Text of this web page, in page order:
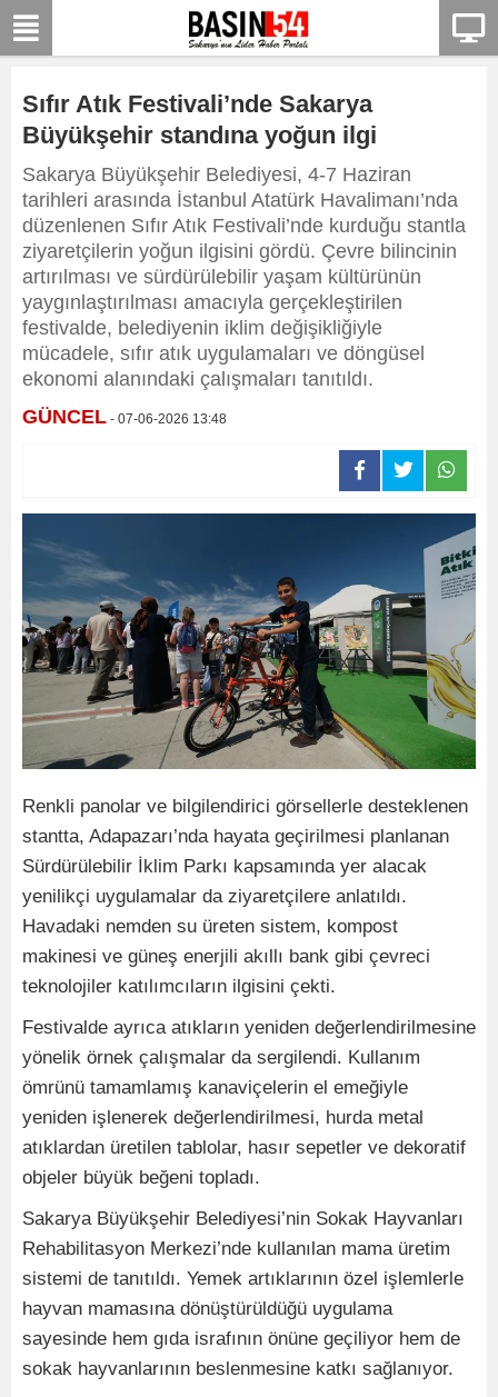
Sıfır Atık Festivali’nde Sakarya
Büyükşehir standına yoğun ilgi
Sakarya Büyükşehir Belediyesi, 4-7 Haziran
tarihleri arasında İstanbul Atatürk Havalimanı’nda
düzenlenen Sıfır Atık Festivali’nde kurduğu stantla
ziyaretçilerin yoğun ilgisini gördü. Çevre bilincinin
artırılması ve sürdürülebilir yaşam kültürünün
yaygınlaştırılması amacıyla gerçekleştirilen
festivalde, belediyenin iklim değişikliğiyle
mücadele, sıfır atık uygulamaları ve döngüsel
ekonomi alanındaki çalışmaları tanıtıldı.
GÜNCEL - 07-06-2026 13:48
Renkli panolar ve bilgilendirici görsellerle desteklenen
stantta, Adapazarı’nda hayata geçirilmesi planlanan
Sürdürülebilir İklim Parkı kapsamında yer alacak
yenilikçi uygulamalar da ziyaretçilere anlatıldı.
Havadaki nemden su üreten sistem, kompost
makinesi ve güneş enerjili akıllı bank gibi çevreci
teknolojiler katılımcıların ilgisini çekti.
Festivalde ayrıca atıkların yeniden değerlendirilmesine
yönelik örnek çalışmalar da sergilendi. Kullanım
ömrünü tamamlamış kanaviçelerin el emeğiyle
yeniden işlenerek değerlendirilmesi, hurda metal
atıklardan üretilen tablolar, hasır sepetler ve dekoratif
objeler büyük beğeni topladı.
Sakarya Büyükşehir Belediyesi’nin Sokak Hayvanları
Rehabilitasyon Merkezi’nde kullanılan mama üretim
sistemi de tanıtıldı. Yemek artıklarının özel işlemlerle
hayvan mamasına dönüştürüldüğü uygulama
sayesinde hem gıda israfının önüne geçiliyor hem de
sokak hayvanlarının beslenmesine katkı sağlanıyor.